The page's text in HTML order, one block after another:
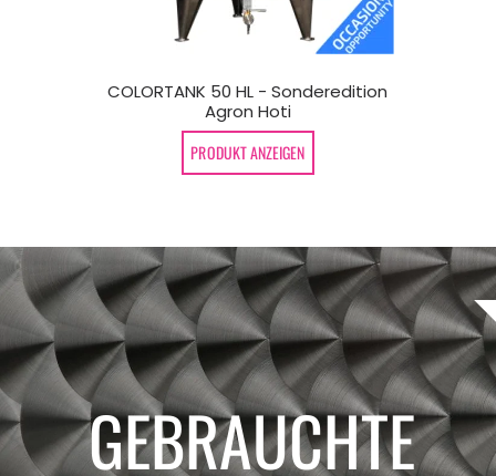
COLORTANK 50 HL - Sonderedition
Agron Hoti
PRODUKT ANZEIGEN
GEBRAUCHTE